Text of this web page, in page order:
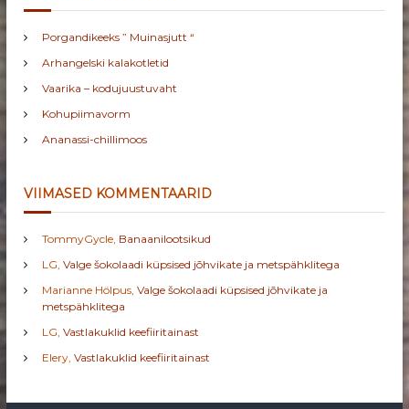
Porgandikeeks ” Muinasjutt “
Arhangelski kalakotletid
Vaarika – kodujuustuvaht
Kohupiimavorm
Ananassi-chillimoos
VIIMASED KOMMENTAARID
TommyGycle Banaanilootsikud
LG ,Valge šokolaadi küpsised jõhvikate ja metspähklitega
Marianne Hölpus ,Valge šokolaadi küpsised jõhvikate ja
metspähklitega
LG ,Vastlakuklid keefiiritainast
Elery ,Vastlakuklid keefiiritainast